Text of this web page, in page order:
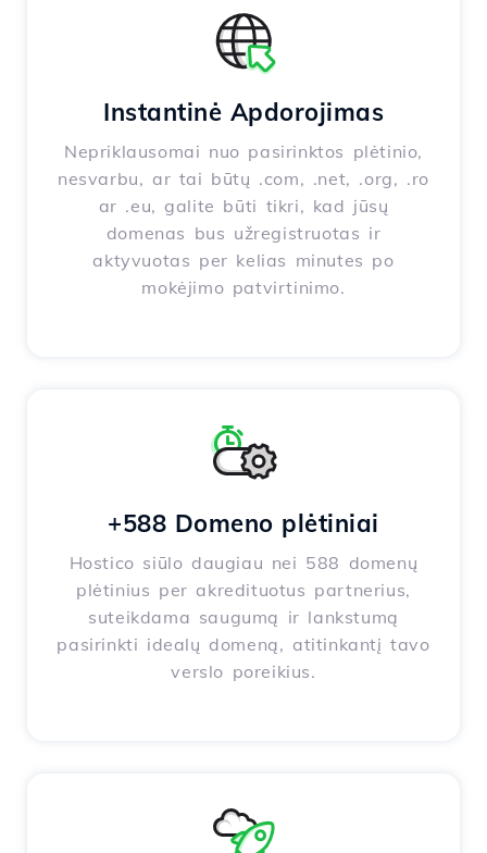
Instantinė Apdorojimas
Nepriklausomai nuo pasirinktos plėtinio,
nesvarbu, ar tai būtų .com, .net, .org, .ro
ar .eu, galite būti tikri, kad jūsų
domenas bus užregistruotas ir
aktyvuotas per kelias minutes po
mokėjimo patvirtinimo.
+588 Domeno plėtiniai
Hostico siūlo daugiau nei 588 domenų
plėtinius per akredituotus partnerius,
suteikdama saugumą ir lankstumą
pasirinkti idealų domeną, atitinkantį tavo
verslo poreikius.